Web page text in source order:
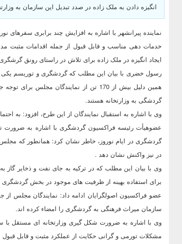
انگیزه دادن به ملک زاده در صدد تبدیل این سازمان به
نماینده پیرانشهر با اشاره به افزایش چند برابری
خدمات دهی مناسب و قابل قبول از جمله اقدامات مثبت
ایجاد انگیزه در ملک زاده برای تلاش در راستای رونق
رسول خضری با بیان این مطلب که گردشگری و توریسم
همین دلیل بیش از 170 تن از
گردشگی به وزارتخانه هستند.
وی با اشاره به استقبال نمایندگان از این طرح،‌ افزود: به احتمال زیاد
عضوهیأت رئیسه فراکسیون گردشگری با اشاره به ضرورت
گردشگری در ایام نوروز، خاطر نشان کرد: همانطور که
در نیز واکنش نشان دهد .
وی با بیان این مطلب که در ترکیه به جای نفت و ذخایر
برای استفاده بهینه از ظرفیت های موجود در بخش
عضو فراکسیون اصولگرایان ادامه داد: نمایندگان مجلس
سازمان میراث فرهنگی به گردشگری را امضاء کرده اند.
وی با اشاره به ضرورت شکل گیری وزارتخانه ای مستقل
مشکلات تورمی و گرانی حکایت از عملکرد مثبت و قابل